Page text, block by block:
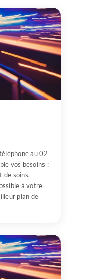
au 02
vos besoins :
de soins,
à votre
plan de